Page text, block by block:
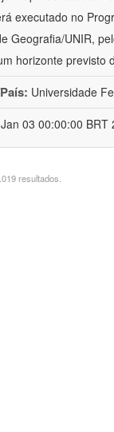
executado no
Geografia/UNIR,
horizonte previsto
Universidade
03 00:00:00
resultados.